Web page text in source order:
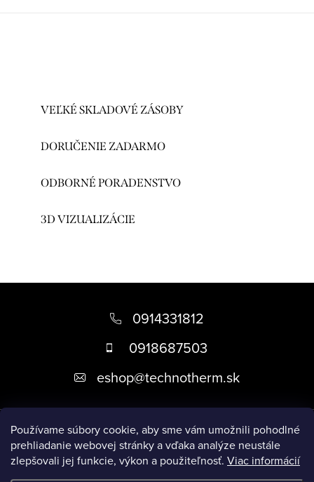
Používame súbory cookie, aby sme vám umožnili pohodlné
prehliadanie webovej stránky a vďaka analýze neustále
zlepšovali jej funkcie, výkon a použiteľnosť. Viac informácií
VEĽKÉ SKLADOVÉ ZÁSOBY
DORUČENIE ZADARMO
ODBORNÉ PORADENSTVO
3D VIZUALIZÁCIE
i
0914331812
0918687503
eshop@technotherm.sk
Informácie
Prijímame online platby